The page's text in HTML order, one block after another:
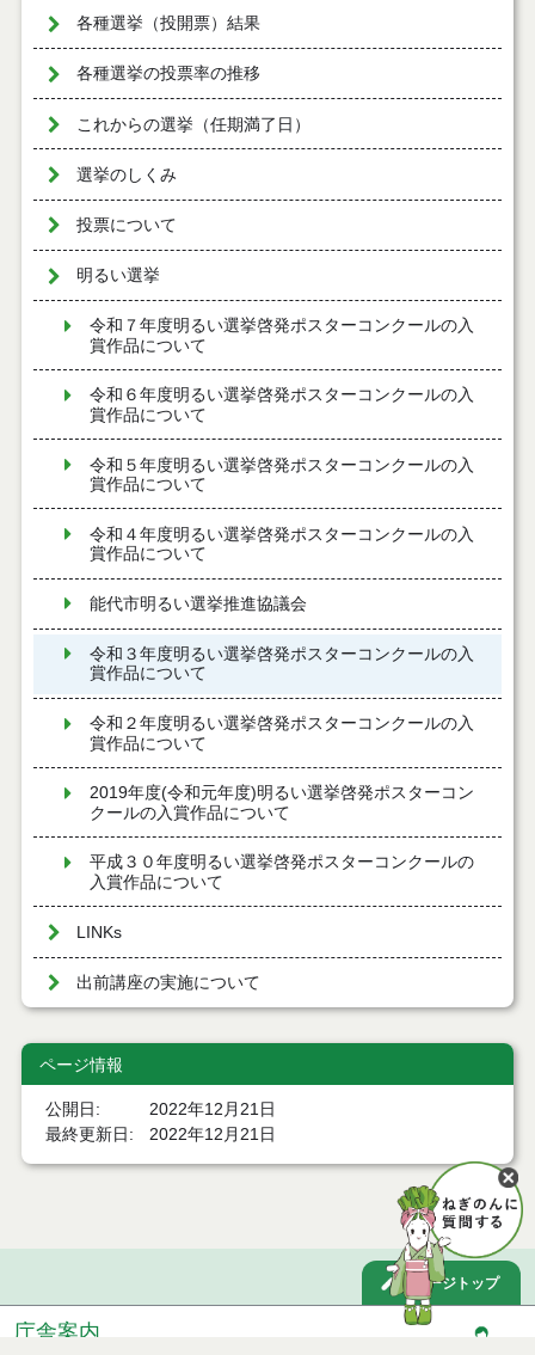
各種選挙（投開票）結果
各種選挙の投票率の推移
これからの選挙（任期満了日）
選挙のしくみ
投票について
明るい選挙
令和７年度明るい選挙啓発ポスターコンクールの入
賞作品について
令和６年度明るい選挙啓発ポスターコンクールの入
賞作品について
令和５年度明るい選挙啓発ポスターコンクールの入
賞作品について
令和４年度明るい選挙啓発ポスターコンクールの入
賞作品について
能代市明るい選挙推進協議会
令和３年度明るい選挙啓発ポスターコンクールの入
賞作品について
令和２年度明るい選挙啓発ポスターコンクールの入
賞作品について
2019年度(令和元年度)明るい選挙啓発ポスターコン
クールの入賞作品について
平成３０年度明るい選挙啓発ポスターコンクールの
入賞作品について
LINKs
出前講座の実施について
ページ情報
公開日
2022年12月21日
最終更新日
2022年12月21日
ページトップ
庁舎案内